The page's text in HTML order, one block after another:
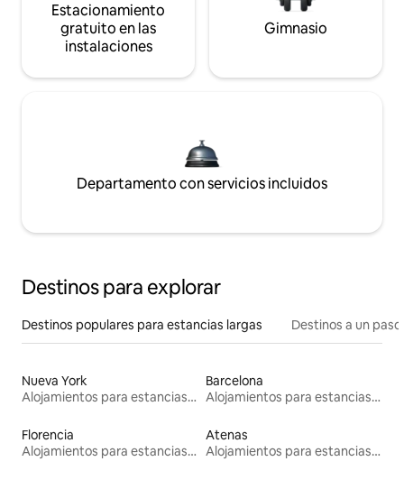
Estacionamiento
gratuito en las
instalaciones
Gimnasio
Departamento con servicios incluidos
Destinos para explorar
Destinos populares para estancias largas Destinos a un
Nueva York
Alojamientos para estancias largas
Barcelona
Alojamientos para estancias largas
Florencia
Alojamientos para estancias largas
Atenas
Alojamientos para estancias largas